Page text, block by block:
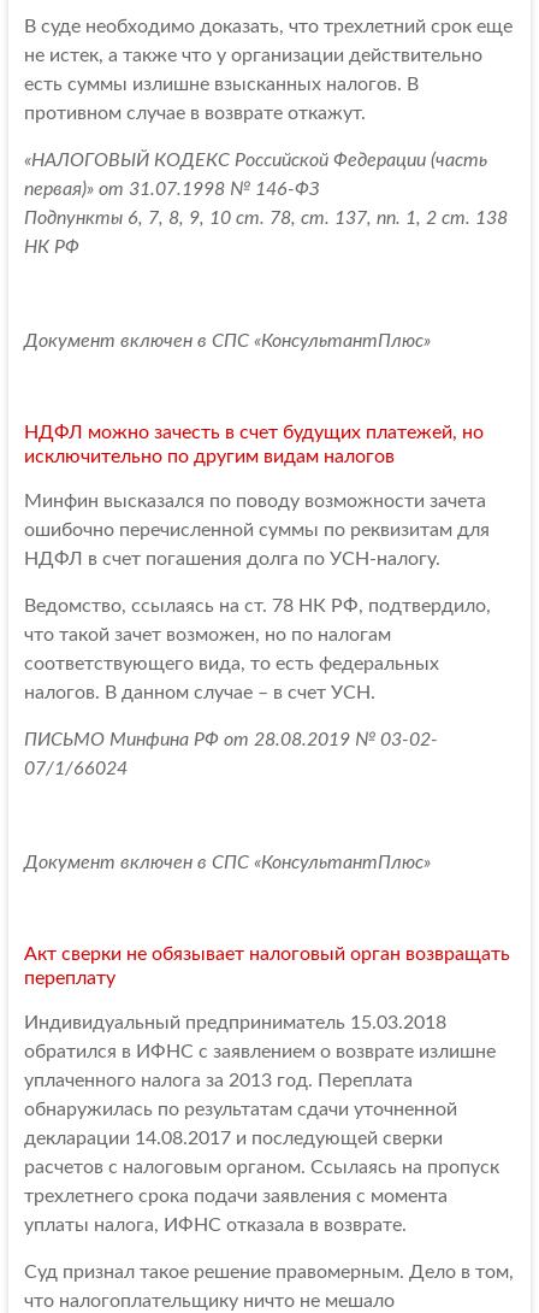
В суде необходимо доказать, что трехлетний срок еще
не истек, а также что у организации действительно
есть суммы излишне взысканных налогов. В
противном случае в возврате откажут.
«НАЛОГОВЫЙ КОДЕКС Российской Федерации (часть
первая)» от 31.07.1998 № 146-ФЗ
Подпункты 6, 7, 8, 9, 10 ст. 78, ст. 137, пп. 1, 2 ст. 138
НК РФ
Документ включен в СПС «КонсультантПлюс»
НДФЛ можно зачесть в счет будущих платежей, но
исключительно по другим видам налогов
Минфин высказался по поводу возможности зачета
ошибочно перечисленной суммы по реквизитам для
НДФЛ в счет погашения долга по УСН-налогу.
Ведомство, ссылаясь на ст. 78 НК РФ, подтвердило,
что такой зачет возможен, но по налогам
соответствующего вида, то есть федеральных
налогов. В данном случае – в счет УСН.
ПИСЬМО Минфина РФ от 28.08.2019 № 03-02-
07/1/66024
Документ включен в СПС «КонсультантПлюс»
Акт сверки не обязывает налоговый орган возвращать
переплату
Индивидуальный предприниматель 15.03.2018
обратился в ИФНС с заявлением о возврате излишне
уплаченного налога за 2013 год. Переплата
обнаружилась по результатам сдачи уточненной
декларации 14.08.2017 и последующей сверки
расчетов с налоговым органом. Ссылаясь на пропуск
трехлетнего срока подачи заявления с момента
уплаты налога, ИФНС отказала в возврате.
Суд признал такое решение правомерным. Дело в том,
что налогоплательщику ничто не мешало